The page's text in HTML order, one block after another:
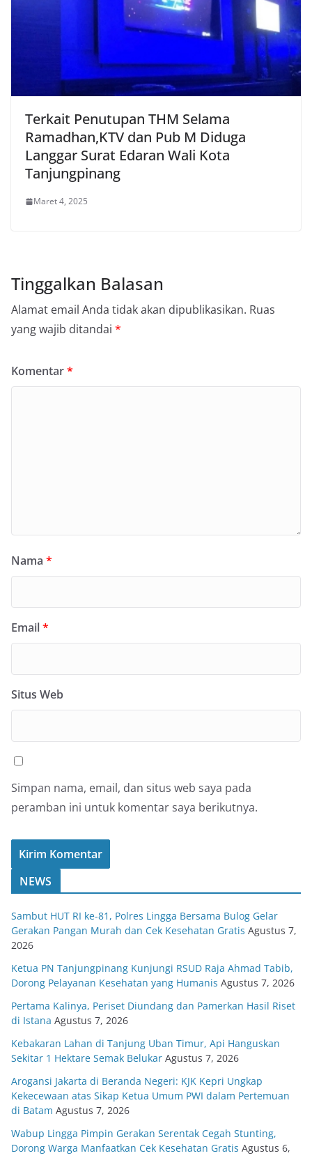
Terkait Penutupan THM Selama
Ramadhan,KTV dan Pub M Diduga
Langgar Surat Edaran Wali Kota
Tanjungpinang
Maret 4, 2025
Tinggalkan Balasan
Alamat email Anda tidak akan dipublikasikan. Ruas
yang wajib ditandai *
Komentar*
Nama *
Email*
Situs Web
Simpan nama, email, dan situs web saya pada
peramban ini untuk komentar saya berikutnya.
NEWS
Sambut HUT RI ke-81, Polres Lingga Bersama Bulog Gelar
Gerakan Pangan Murah dan Cek Kesehatan Gratis Agustus 7,
2026
Ketua PN Tanjungpinang Kunjungi RSUD Raja Ahmad Tabib,
Dorong Pelayanan Kesehatan yang Humanis Agustus 7, 2026
Pertama Kalinya, Periset Diundang dan Pamerkan Hasil Riset
di Istana Agustus 7, 2026
Kebakaran Lahan di Tanjung Uban Timur, Api Hanguskan
Sekitar 1 Hektare Semak Belukar Agustus 7, 2026
Arogansi Jakarta di Beranda Negeri: KJK Kepri Ungkap
Kekecewaan atas Sikap Ketua Umum PWI dalam Pertemuan
di Batam Agustus 7, 2026
Wabup Lingga Pimpin Gerakan Serentak Cegah Stunting,
Dorong Warga Manfaatkan Cek Kesehatan Gratis Agustus 6,